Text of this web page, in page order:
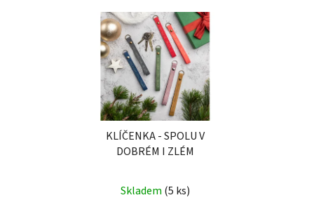
KLÍČENKA - SPOLU V
DOBRÉM I ZLÉM
hodnocení
Skladem (5 ks)